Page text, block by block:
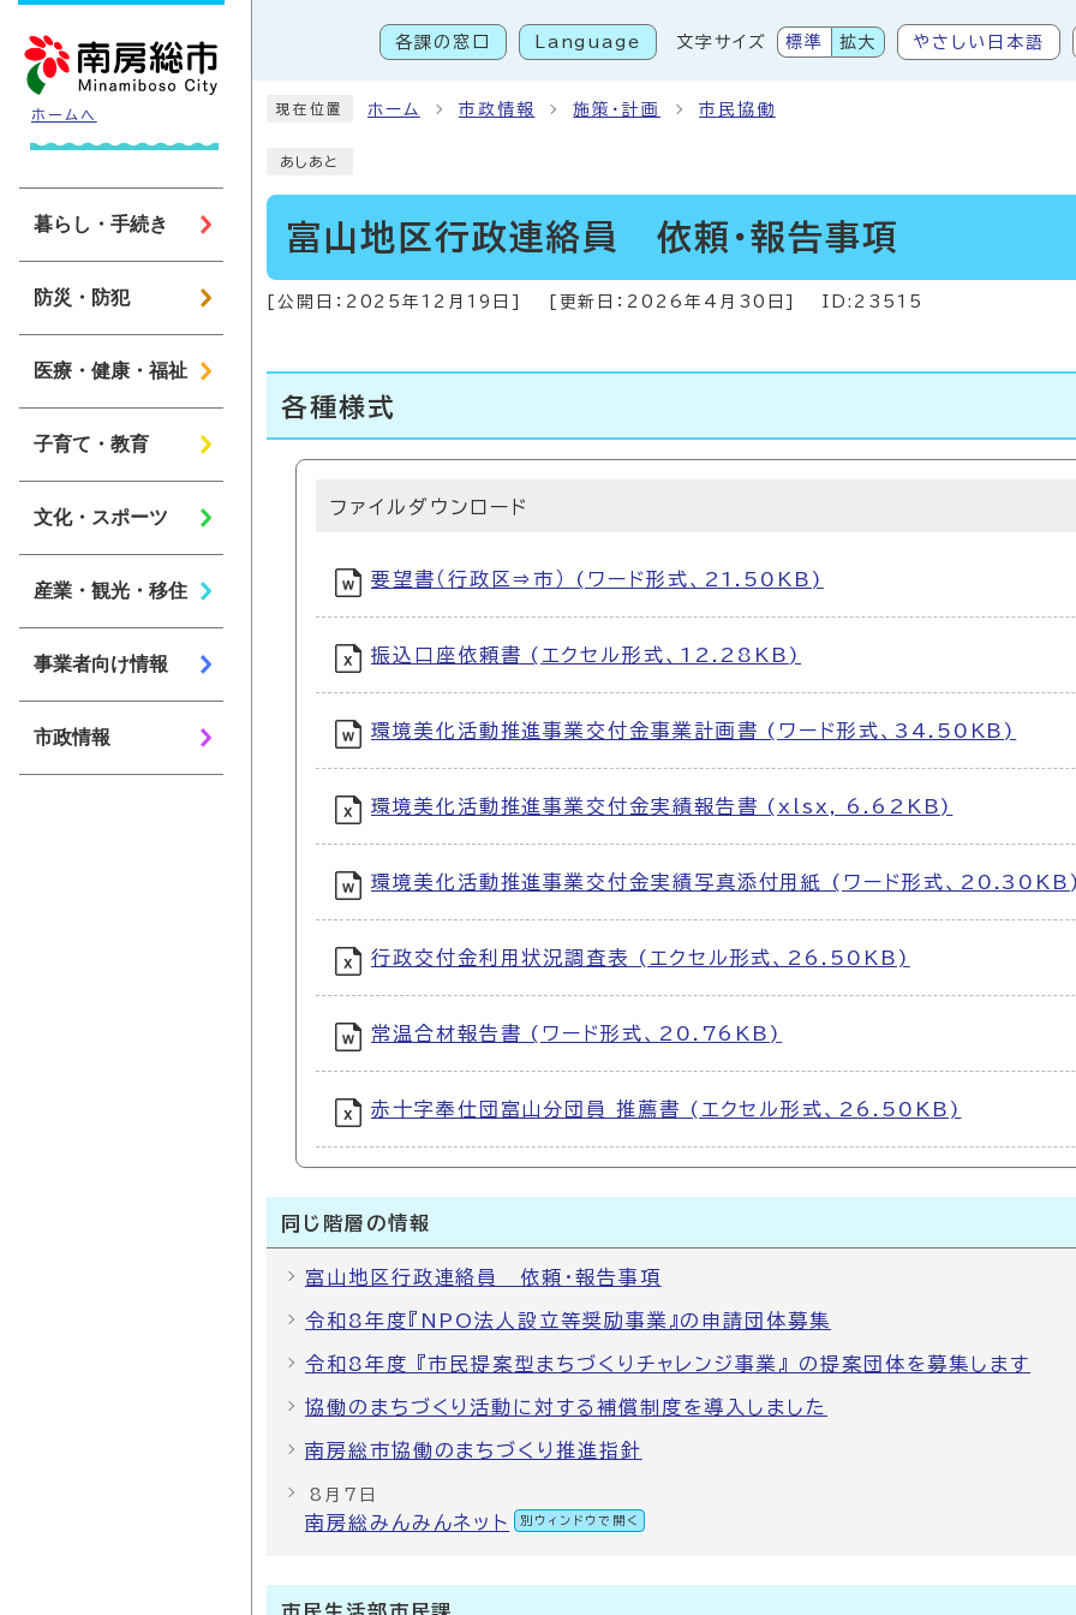
各課の窓口 Language 文字サイズ 標準 拡大 やさしい日本語
ホームへ
暮らし・手続き
防災・防犯
医療・健康・福祉
子育て・教育
文化・スポーツ
産業・観光・移住
事業者向け情報
市政情報
現在位置 ホーム 市政情報 施策・計画 市民協働
あしあと
富山地区行政連絡員 依頼・報告事項
[公開日： 2025年12月19日 [更新日： 2026年4月30日 ID:23515
各種様式
ファイルダウンロード
要望書（行政区⇒市） (ワード形式、21.50KB)
振込口座依頼書 (エクセル形式、12.28KB)
環境美化活動推進事業交付金事業計画書 (ワード形式、34.50KB)
環境美化活動推進事業交付金実績報告書 (xlsx, 6.62KB)
環境美化活動推進事業交付金実績写真添付用紙 (ワード形式、
行政交付金利用状況調査表 (エクセル形式、26.50KB)
常温合材報告書 (ワード形式、20.76KB)
赤十字奉仕団富山分団員 推薦書 (エクセル形式、26.50KB)
同じ階層の情報
富山地区行政連絡員 依頼・報告事項
令和8年度『NPO法人設立等奨励事業』の申請団体募集
令和8年度 『市民提案型まちづくりチャレンジ事業』 の提案団体を募集します
協働のまちづくり活動に対する補償制度を導入しました
南房総市協働のまちづくり推進指針
8月7日
南房総みんみんネット 別ウィンドウで開く